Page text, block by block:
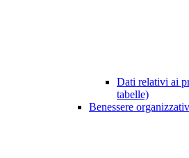
Dati relativi ai
tabelle)
Benessere